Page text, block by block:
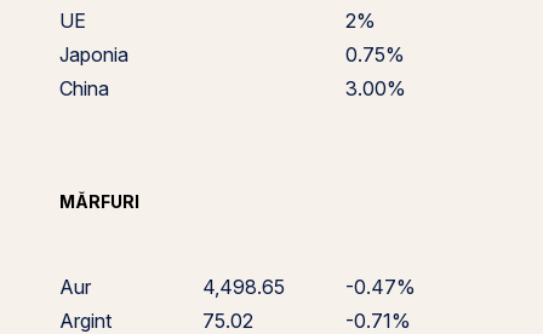
UE
2%
Japonia
0.75%
China
3.00%
MĂRFURI
Aur 4,498.65
-0.47%
Argint
75.02
-0.71%